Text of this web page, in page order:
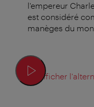
l'empereur
est considéré
manèges du
Afficher